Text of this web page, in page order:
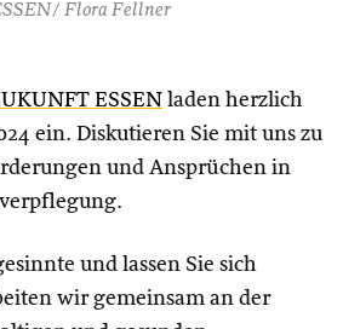
Flora Fellner
ESSEN laden herzlich
ein. Diskutieren Sie mit uns zu
und Ansprüchen in
und lassen Sie sich
wir gemeinsam an der